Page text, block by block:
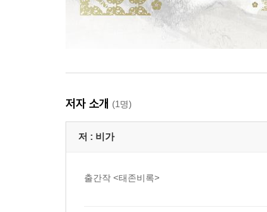
저자 소개 (1명)
저 : 비가
출간작 <태존비록>